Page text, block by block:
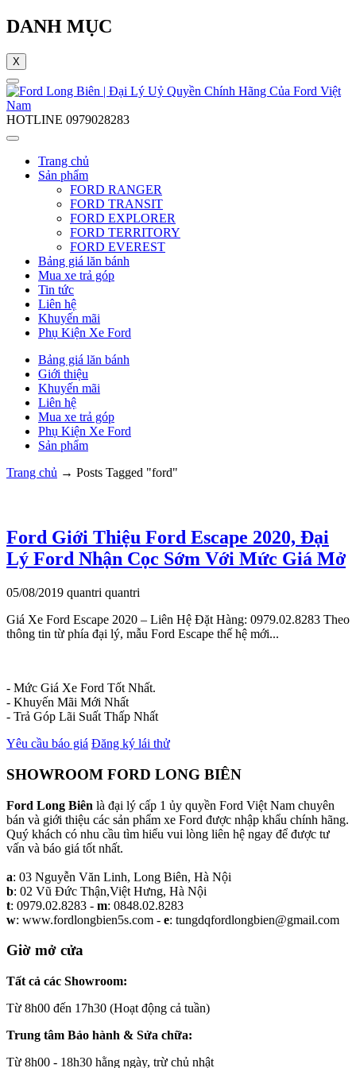
DANH MỤC
X
HOTLINE 0979028283
Trang chủ
Sản phẩm
FORD RANGER
FORD TRANSIT
FORD EXPLORER
FORD TERRITORY
FORD EVEREST
Bảng giá lăn bánh
Mua xe trả góp
Tin tức
Liên hệ
Khuyến mãi
Phụ Kiện Xe Ford
Bảng giá lăn bánh
Giới thiệu
Khuyến mãi
Liên hệ
Mua xe trả góp
Phụ Kiện Xe Ford
Sản phẩm
Trang chủ → Posts Tagged "ford"
Ford Giới Thiệu Ford Escape 2020, Đại
Lý Ford Nhận Cọc Sớm Với Mức Giá Mở
05/08/2019 quantri quantri
Giá Xe Ford Escape 2020 – Liên Hệ Đặt Hàng: 0979.02.8283 Theo
thông tin từ phía đại lý, mẫu Ford Escape thế hệ mới...
- Mức Giá Xe Ford Tốt Nhất.
- Khuyến Mãi Mới Nhất
- Trả Góp Lãi Suất Thấp Nhất
Yêu cầu báo giá Đăng ký lái thử
SHOWROOM FORD LONG BIÊN
Ford Long Biên là đại lý cấp 1 ủy quyền Ford Việt Nam chuyên
bán và giới thiệu các sản phẩm xe Ford được nhập khẩu chính hãng.
Quý khách có nhu cầu tìm hiểu vui lòng liên hệ ngay để được tư
vấn và báo giá tốt nhất.
a: 03 Nguyễn Văn Linh, Long Biên, Hà Nội
b: 02 Vũ Đức Thận,Việt Hưng, Hà Nội
t: 0979.02.8283 - m: 0848.02.8283
w: www.fordlongbien5s.com - e: tungdqfordlongbien@gmail.com
Giờ mở cửa
Tất cả các Showroom:
Từ 8h00 đến 17h30 (Hoạt động cả tuần)
Trung tâm Bảo hành & Sửa chữa:
Từ 8h00 - 18h30 hằng ngày, trừ chủ nhật